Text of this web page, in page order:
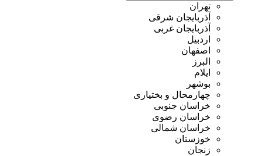
تهران
آذربایجان شرقی
آذربایجان غربی
اردبیل
اصفهان
البرز
ایلام
بوشهر
چهارمحال و بختیاری
خراسان جنوبی
خراسان رضوی
خراسان شمالی
خوزستان
زنجان